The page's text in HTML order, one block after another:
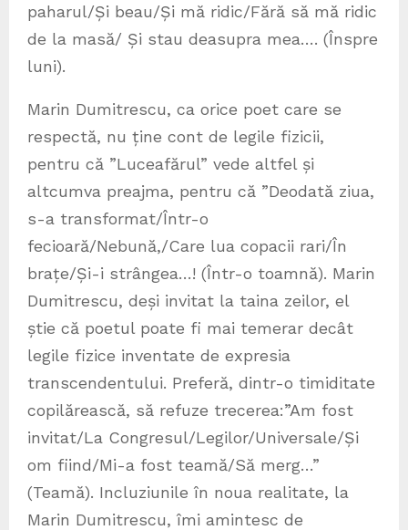
paharul/Și beau/Și mă ridic/Fără să mă ridic
de la masă/ Și stau deasupra mea…. (Înspre
luni).
Marin Dumitrescu, ca orice poet care se
respectă, nu ține cont de legile fizicii,
pentru că ”Luceafărul” vede altfel și
altcumva preajma, pentru că ”Deodată ziua,
s-a transformat/Într-o
fecioară/Nebună,/Care lua copacii rari/În
brațe/Și-i strângea…! (Într-o toamnă). Marin
Dumitrescu, deși invitat la taina zeilor, el
știe că poetul poate fi mai temerar decât
legile fizice inventate de expresia
transcendentului. Preferă, dintr-o timiditate
copilărească, să refuze trecerea:”Am fost
invitat/La Congresul/Legilor/Universale/Și
om fiind/Mi-a fost teamă/Să merg…”
(Teamă). Incluziunile în noua realitate, la
Marin Dumitrescu, îmi amintesc de